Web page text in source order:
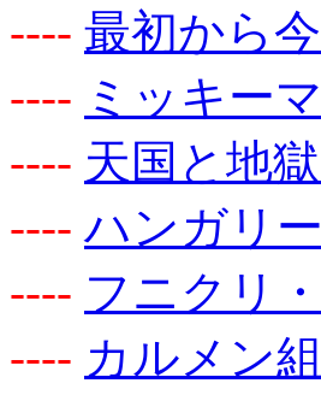
---- 最初から
---- ミッキー
---- 天国と地
---- ハンガリ
---- フニクリ
---- カルメン